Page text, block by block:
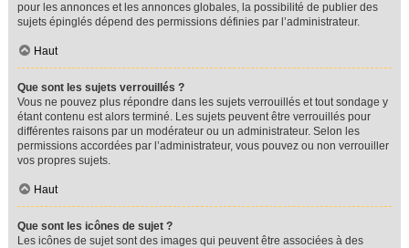
pour les annonces et les annonces globales, la possibilité de publier des
sujets épinglés dépend des permissions définies par l’administrateur.
Haut
Que sont les sujets verrouillés ?
Vous ne pouvez plus répondre dans les sujets verrouillés et tout sondage y
étant contenu est alors terminé. Les sujets peuvent être verrouillés pour
différentes raisons par un modérateur ou un administrateur. Selon les
permissions accordées par l’administrateur, vous pouvez ou non verrouiller
vos propres sujets.
Haut
Que sont les icônes de sujet ?
Les icônes de sujet sont des images qui peuvent être associées à des